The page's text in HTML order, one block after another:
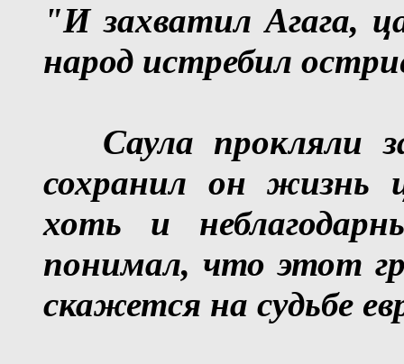
"И захватил Агага,
народ истребил
Саула прокляли
сохранил он жизнь
хоть и
понимал, что этот
скажется на судьбе